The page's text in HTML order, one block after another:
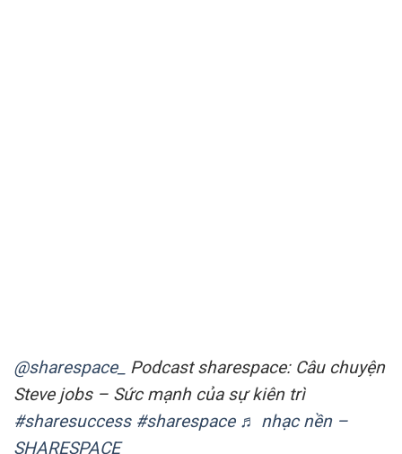
@sharespace_
Podcast sharespace: Câu chuyện
Steve jobs – Sức mạnh của sự kiên trì
#sharesuccess #sharespace ♬ nhạc nền –
SHARESPACE